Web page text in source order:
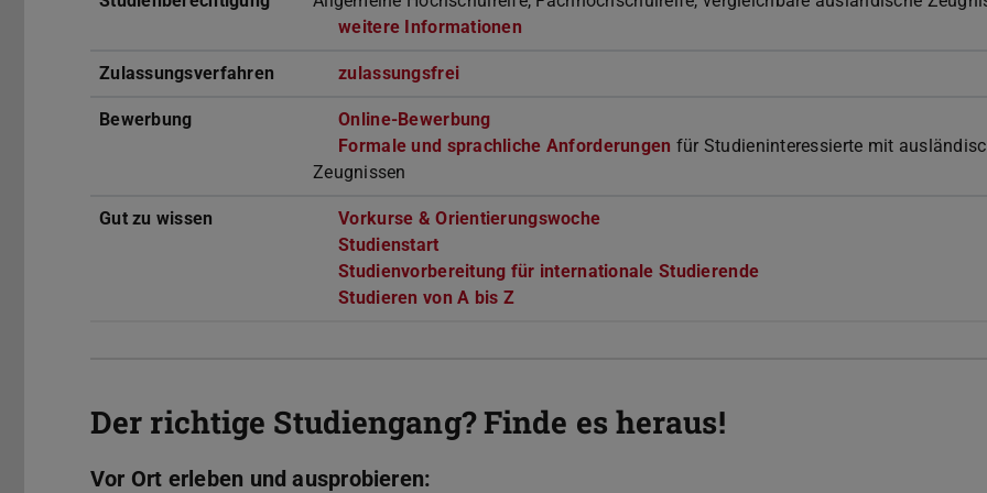
weitere Informationen
Zulassungsverfahren zulassungsfrei
Bewerbung
Online-Bewerbung
Formale und sprachliche Anforderungen für Studieninteressierte mit
Zeugnissen
Gut zu wissen
Vorkurse & Orientierungswoche
Studienstart
Studienvorbereitung für internationale Studierende
Studieren von A bis Z
Der richtige Studiengang? Finde es heraus!
Vor Ort erleben und ausprobieren: